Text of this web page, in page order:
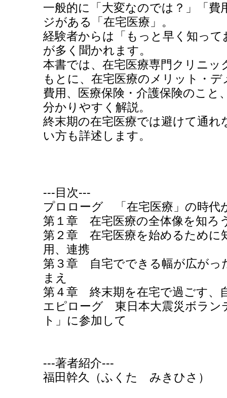
一般的に「大変なのでは？」「
ジがある「在宅医療」。
経験者からは「もっと早く知っ
が多く聞かれます。
本書では、在宅医療専門クリニッ
もとに、在宅医療のメリット・
費用、医療保険・介護保険のこ
分かりやすく解説。
終末期の在宅医療では避けて通れ
い方も詳述します。
---目次---
プロローグ 「在宅医療」の時代
第１章 在宅医療の全体像を知ろ
第２章 在宅医療を始めるために
用、連携
第３章 自宅でできる幅が広がっ
まえ
第４章 終末期を在宅で過ごす、
エピローグ 東日本大震災ボラン
ト」に参加して
---著者紹介---
福田幹久（ふくた みきひさ）